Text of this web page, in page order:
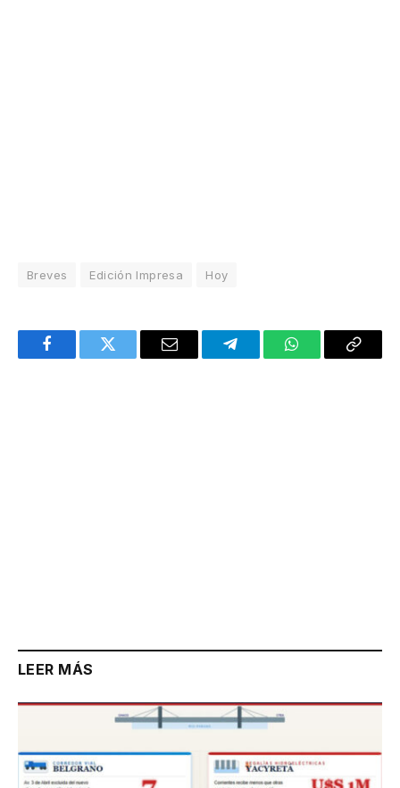
Breves Edición Impresa Hoy
FacebookTwitter Email TelegramWhatsAppCopy
LEER MÁS